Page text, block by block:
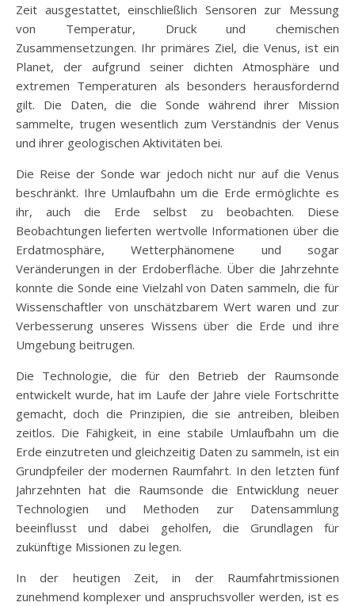
Zeit ausgestattet, einschließlich Sensoren zur Messung
von Temperatur, Druck und chemischen
Zusammensetzungen. Ihr primäres Ziel, die Venus, ist ein
Planet, der aufgrund seiner dichten Atmosphäre und
extremen Temperaturen als besonders herausfordernd
gilt. Die Daten, die die Sonde während ihrer Mission
sammelte, trugen wesentlich zum Verständnis der Venus
und ihrer geologischen Aktivitäten bei.
Die Reise der Sonde war jedoch nicht nur auf die Venus
beschränkt. Ihre Umlaufbahn um die Erde ermöglichte es
ihr, auch die Erde selbst zu beobachten. Diese
Beobachtungen lieferten wertvolle Informationen über die
Erdatmosphäre, Wetterphänomene und sogar
Veränderungen in der Erdoberfläche. Über die Jahrzehnte
konnte die Sonde eine Vielzahl von Daten sammeln, die für
Wissenschaftler von unschätzbarem Wert waren und zur
Verbesserung unseres Wissens über die Erde und ihre
Umgebung beitrugen.
Die Technologie, die für den Betrieb der Raumsonde
entwickelt wurde, hat im Laufe der Jahre viele Fortschritte
gemacht, doch die Prinzipien, die sie antreiben, bleiben
zeitlos. Die Fähigkeit, in eine stabile Umlaufbahn um die
Erde einzutreten und gleichzeitig Daten zu sammeln, ist ein
Grundpfeiler der modernen Raumfahrt. In den letzten fünf
Jahrzehnten hat die Raumsonde die Entwicklung neuer
Technologien und Methoden zur Datensammlung
beeinflusst und dabei geholfen, die Grundlagen für
zukünftige Missionen zu legen.
In der heutigen Zeit, in der Raumfahrtmissionen
zunehmend komplexer und anspruchsvoller werden, ist es